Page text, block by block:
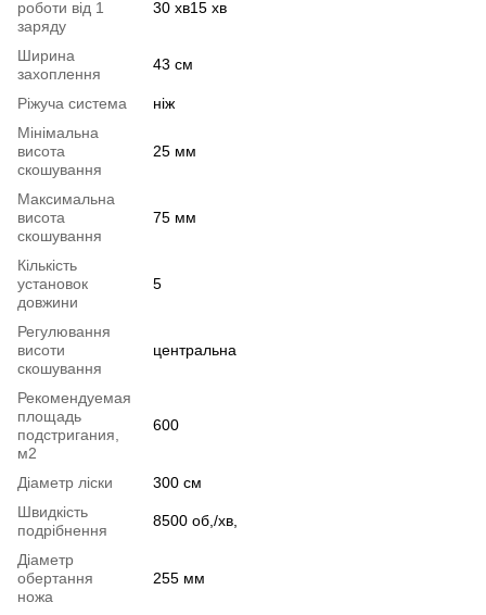
роботи від 1
заряду
30 хв15 хв
Ширина
захоплення
43 см
Ріжуча система
ніж
Мінімальна
висота
скошування
25 мм
Максимальна
висота
скошування
75 мм
Кількість
установок
довжини
5
Регулювання
висоти
скошування
центральна
Рекомендуемая
площадь
подстригания,
м2
600
Діаметр ліски
300 см
Швидкість
подрібнення
8500 об,/хв,
Діаметр
обертання
ножа
255 мм